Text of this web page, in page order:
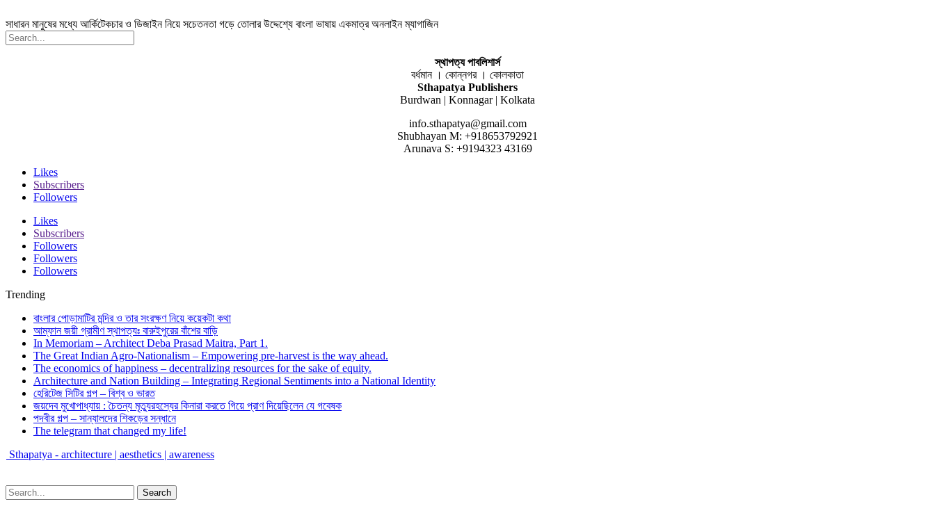
সাধারন মানুষের মধ্যে আর্কিটেকচার ও ডিজাইন নিয়ে সচেতনতা গড়ে তোলার উদ্দেশ্যে বাংলা ভাষায় একমাত্র অনলাইন ম্যাগাজিন
স্থাপত্য পাবলিশার্স
বর্ধমান । কোন্নগর । কোলকাতা
Sthapatya Publishers
Burdwan | Konnagar | Kolkata
info.sthapatya@gmail.com
Shubhayan M: +918653792921
Arunava S: +9194323 43169
Likes
Subscribers
Followers
Likes
Subscribers
Followers
Followers
Followers
Trending
বাংলার পোড়ামাটির মন্দির ও তার সংরক্ষণ নিয়ে কয়েকটা কথা
আম্ফান জয়ী গ্রামীণ স্থাপত্যঃ বারুইপুরের বাঁশের বাড়ি
In Memoriam – Architect Deba Prasad Maitra, Part 1.
The Great Indian Agro-Nationalism – Empowering pre-harvest is the way ahead.
The economics of happiness – decentralizing resources for the sake of equity.
Architecture and Nation Building – Integrating Regional Sentiments into a National Identity
হেরিটেজ সিটির গল্প – বিশ্ব ও ভারত
জয়দেব মুখোপাধ্যায় : চৈতন্য মৃত্যুরহস্যের কিনারা করতে গিয়ে প্রাণ দিয়েছিলেন যে গবেষক
পদবীর গল্প – সান্যালদের শিকড়ের সন্ধানে
The telegram that changed my life!
Sthapatya - architecture | aesthetics | awareness